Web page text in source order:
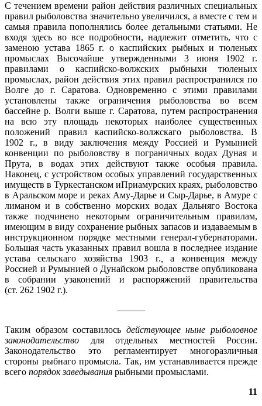
С течением времени район действия различных специальных
правил рыболовства значительно увеличился, а вместе с тем и
самыя правила пополнялись более детальными статьями. Не
входя здесь во все подробности, надлежит отметить, что с
заменою устава 1865 г. о каспийских рыбных и тюленьях
промыслах Высочайше утвержденными 3 июня 1902 г.
правилами о каспийско-волжских рыбныхи тюленьих
промыслах, район действия этих правил распространился по
Волге до г. Саратова. Одновременно с этими правилами
установлены также ограничения рыболовства во всем
бассейне р. Волги выше г. Саратова, путем распространения
на всю эту площадь некоторых наиболее существенных
положений правил каспийско-волжскаго рыболовства. В
1902 г., в виду заключения между Россией и Румынией
конвенции по рыболовству в пограничных водах Дуная и
Прута, в водах этих действуют также особыя правила.
Наконец, с устройством особых управлений государственных
имуществ в Туркестанском иПриамурских краях, рыболовство
в Аральском море и реках Аму-Дарье и Сыр-Дарье, в Амуре с
лиманом и в собственно морских водах Дальняго Востока
также подчинено некоторым ограничительным правилам,
имеющим в виду сохранение рыбных запасов и издаваемым в
инструкционном порядке местными генерал-губернаторами.
Большая часть указанных правил вошла в последнее издание
устава сельскаго хозяйства 1903 г. ,а конвенция между
Россией и Румынией о Дунайском рыболовстве опубликована
в собрании узаконений и распоряжений правительства
(ст. 262 1902 г.).
———
Таким образом составилось действующее ныне рыболовное
законодательство для отдельных местностей России.
Законодательство это регламентирует многоразличныя
стороны рыбнаго промысла. Так, им устанавливается прежде
всего порядок заведывания рыбными промыслами.
11